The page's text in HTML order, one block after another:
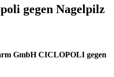
gegen Nagelpilz
GmbH CICLOPOLI gegen